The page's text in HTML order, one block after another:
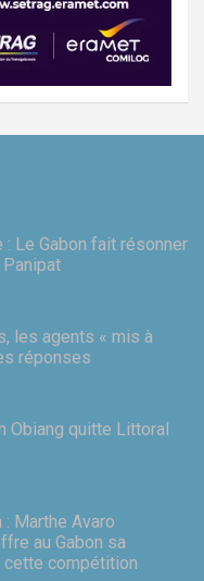
Le Gabon fait résonner
Panipat
les agents « mis à
réponses
Obiang quitte Littoral
Marthe Avaro
au Gabon sa
compétition